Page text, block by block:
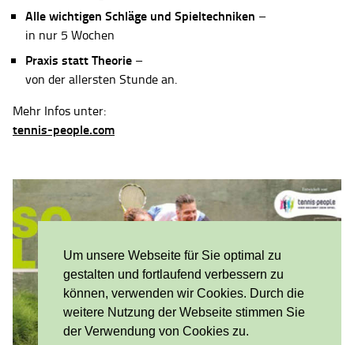
Um unsere Webseite für Sie optimal zu
gestalten und fortlaufend verbessern zu
können, verwenden wir Cookies. Durch die
weitere Nutzung der Webseite stimmen Sie
der Verwendung von Cookies zu.
Alle wichtigen Schläge und Spieltechniken –
in nur 5 Wochen
Praxis statt Theorie –
von der allersten Stunde an.
Mehr Infos unter:
tennis-people.com